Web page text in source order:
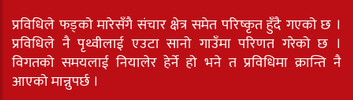
प्रविधिले फड्को मारेसँगै संचार क्षेत्र समेत परिष्कृत हुँदै गएको छ ।
प्रविधिले नै पृथ्वीलाई एउटा सानो गाउँमा परिणत गरेको छ ।
विगतको समयलाई नियालेर हेर्ने हो भने त प्रविधिमा क्रान्ति नै
आएको मान्नुपर्छ ।